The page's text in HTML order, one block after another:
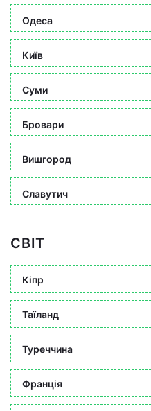
Одеса
Київ
Суми
Бровари
Вишгород
Славутич
СВІТ
Кіпр
Таїланд
Туреччина
Франція